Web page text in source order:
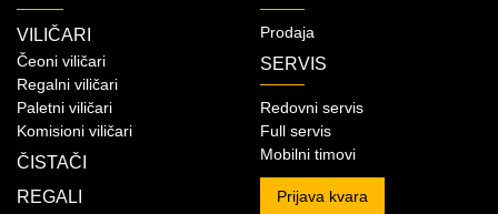
VILIČARI
Čeoni viličari
Regalni viličari
Paletni viličari
Komisioni viličari
ČISTAČI
REGALI
Prodaja
SERVIS
Redovni servis
Full servis
Mobilni timovi
Prijava kvara